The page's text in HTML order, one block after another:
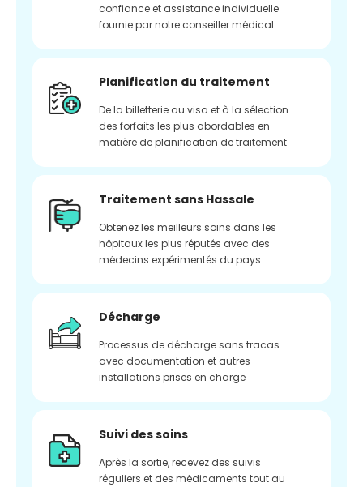
confiance et assistance individuelle
fournie par notre conseiller médical
Planification du traitement
De la billetterie au visa et à la sélection
des forfaits les plus abordables en
matière de planification de traitement
Traitement sans Hassale
Obtenez les meilleurs soins dans les
hôpitaux les plus réputés avec des
médecins expérimentés du pays
Décharge
Processus de décharge sans tracas
avec documentation et autres
installations prises en charge
Suivi des soins
Après la sortie, recevez des suivis
réguliers et des médicaments tout au